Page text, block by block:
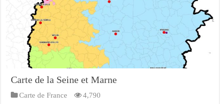
Carte de la Seine et Marne
Carte de France 4,790